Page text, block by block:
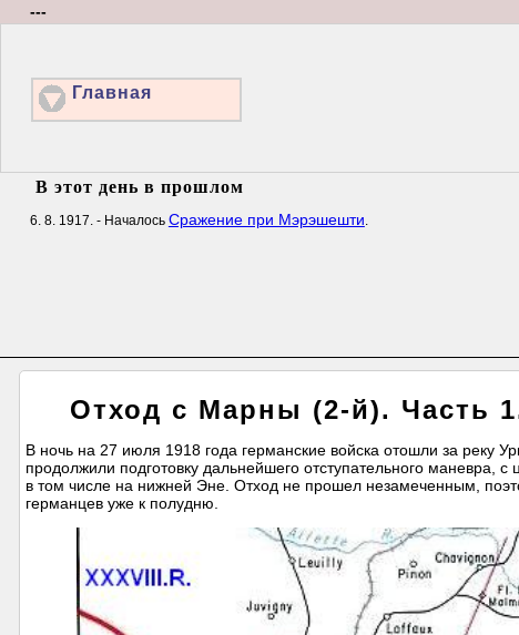
---
Главная
В этот день в прошлом
6. 8. 1917. - Началось Сражение при Мэрэшешти.
Отход с Марны (2-й). Часть
В ночь на 27 июля 1918 года германские войска отошли за реку
продолжили подготовку дальнейшего отступательного маневра,
в том числе на нижней Эне. Отход не прошел незамеченным,
германцев уже к полудню.